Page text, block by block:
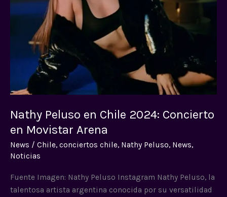
Nathy Peluso en Chile 2024: Concierto
en Movistar Arena
News / Chile, conciertos chile, Nathy Peluso, News,
Noticias
Fuente Imagen: Nathy Peluso Instagram Nathy Peluso, la
talentosa artista argentina conocida por su versatilidad
en
Movistar